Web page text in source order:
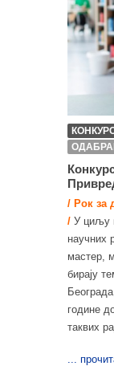
/ Рок за
/ У циљу
научних
мастер,
бирају
године
таквих
...